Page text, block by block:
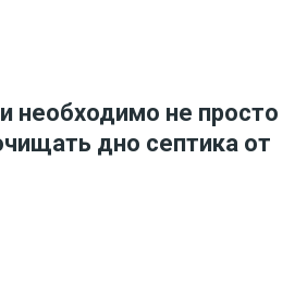
необходимо не просто
дно септика от